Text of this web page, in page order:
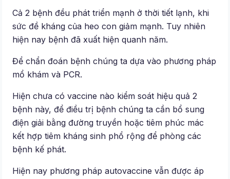
Cả 2 bệnh đều phát triển mạnh ở thời tiết lạnh, khi
sức đề kháng của heo con giảm mạnh. Tuy nhiên
hiện nay bệnh đã xuất hiện quanh năm.
Để chẩn đoán bệnh chúng ta dựa vào phương pháp
mổ khám và PCR.
Hiện chưa có vaccine nào kiểm soát hiệu quả 2
bệnh này, để điều trị bệnh chúng ta cần bổ sung
điện giải bằng đường truyền hoặc tiêm phúc mác
kết hợp tiêm kháng sinh phổ rộng để phòng các
bệnh kế phát.
Hiện nay phương pháp autovaccine vẫn được áp